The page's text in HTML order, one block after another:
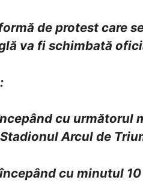
de protest care
va fi schimbată
cu următorul
Arcul de
cu minutul